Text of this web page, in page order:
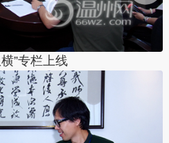
”专栏上线